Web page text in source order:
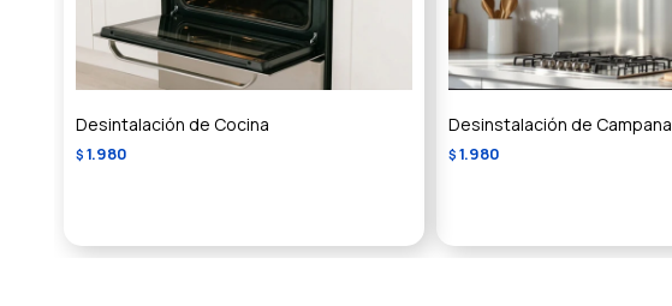
Desintalación de Cocina
$ 1.980
Desinstalación de Campana
$ 1.980